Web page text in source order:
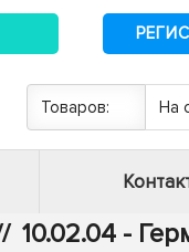
Товаров: На
10.02.04 -